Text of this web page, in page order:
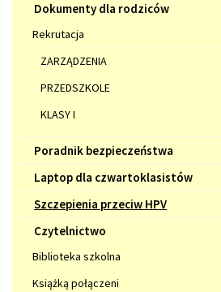
Dokumenty dla rodziców
Rekrutacja
ZARZĄDZENIA
PRZEDSZKOLE
KLASY I
Poradnik bezpieczeństwa
Laptop dla czwartoklasistów
Szczepienia przeciw HPV
Czytelnictwo
Biblioteka szkolna
Książką połączeni